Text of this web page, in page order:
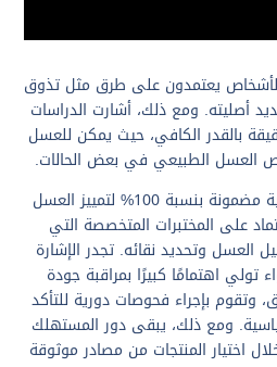
يعتمدون على طرق مثل تذوق
أصليته. ومع ذلك، أشارت الدراسات
بالقدر الكافي، حيث يمكن للعسل
الطبيعي في بعض الحالات.
للأسف، لا يوجد طريقة منزلية مضمونة بنسبة 100% لتمييز العسل
على المختبرات المتخصصة التي
العسل وتحديد نقائه. تجدر الإشارة
تولي اهتمامًا كبيرًا بمراقبة جودة
وتقوم بإجراء فحوصات دورية للتأكد
ومع ذلك، يبقى دور المستهلك
اختيار المنتجات من مصادر موثوقة